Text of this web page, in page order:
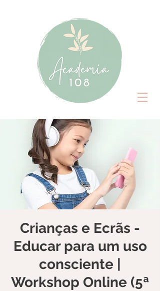
Crianças e Ecrãs -
Educar para um uso
consciente |
Workshop Online (5ª